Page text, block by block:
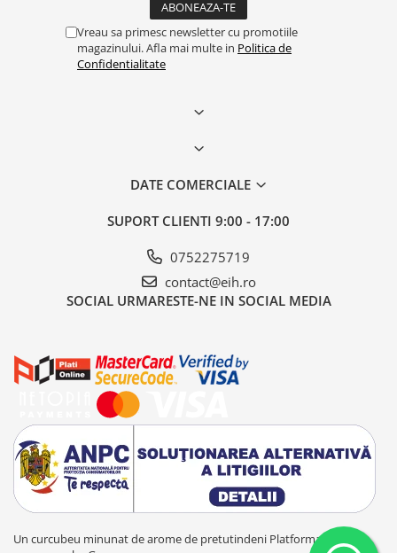
Vreau sa primesc newsletter cu promotiile
magazinului. Afla mai multe in Politica de
Confidentialitate
DATE COMERCIALE
SUPORT CLIENTI 9:00 - 17:00
0752275719
contact@eih.ro
SOCIAL URMARESTE-NE IN SOCIAL MEDIA
Un curcubeu minunat de arome de pretutindeni Platforma E-